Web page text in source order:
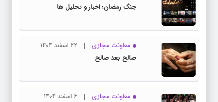
جنگ رمضان؛ اخبار و تحلیل ها
معاونت مجازی
۲۲ اسفند ۱۴۰۴
صالح بعد صالح
معاونت مجازی
۶ اسفند ۱۴۰۴